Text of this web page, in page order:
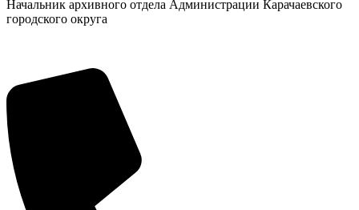
Начальник архивного отдела Администрации Карачаевского
городского округа